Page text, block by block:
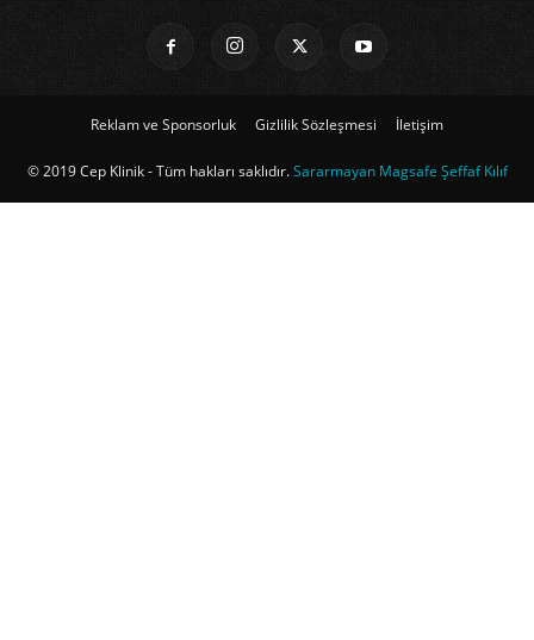
Reklam ve Sponsorluk Gizlilik Sözleşmesi İletişim
© 2019 Cep Klinik - Tüm hakları saklıdır.Sararmayan Magsafe Şeffaf Kılıf